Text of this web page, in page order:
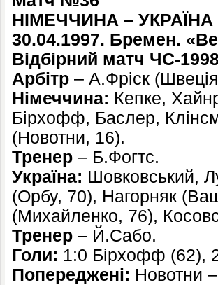
НІМЕЧЧИНА – УКРАЇНА
30.04.1997. Бремен.
Відбірний матч ЧС-
Арбітр – А.Фріск
Німеччина: Кепке,
Бірхофф, Баслер,
(Новотни, 16).
Тренер – Б.Фогтс.
Україна: Шовковський,
(Орбу, 70), Нагорняк
(Михайленко, 76),
Тренер – Й.Сабо.
Голи: 1:0 Бірхофф (62),
Попереджені: Новотни